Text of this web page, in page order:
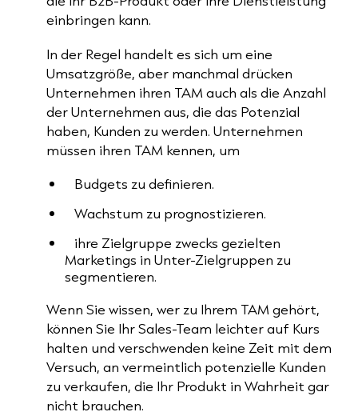
einbringen kann.
In der Regel handelt es sich um eine
Umsatzgröße, aber manchmal drücken
Unternehmen ihren TAM auch als die Anzahl
der Unternehmen aus, die das Potenzial
haben, Kunden zu werden. Unternehmen
müssen ihren TAM kennen, um
Budgets zu definieren.
Wachstum zu prognostizieren.
ihre Zielgruppe zwecks gezielten
Marketings in Unter-Zielgruppen zu
segmentieren.
Wenn Sie wissen, wer zu Ihrem TAM gehört,
können Sie Ihr Sales-Team leichter auf Kurs
halten und verschwenden keine Zeit mit dem
Versuch, an vermeintlich potenzielle Kunden
zu verkaufen, die Ihr Produkt in Wahrheit gar
nicht brauchen.